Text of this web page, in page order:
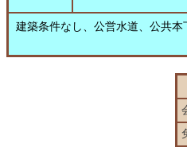
建築条件なし、公営水道、公共本